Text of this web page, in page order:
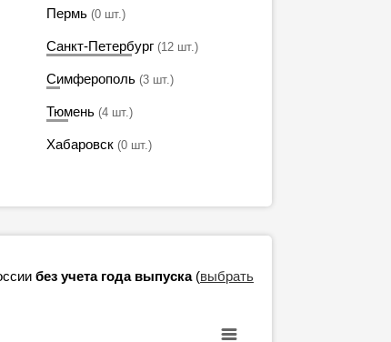
Пермь (0 шт.)
Санкт-Петербург (12 шт.)
Симферополь (3 шт.)
Тюмень (4 шт.)
Хабаровск (0 шт.)
без учета года выпуска(выбрать